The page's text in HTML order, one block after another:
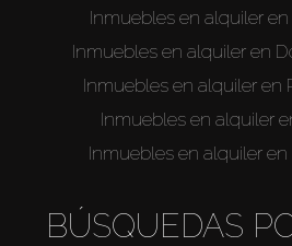
Inmuebles en alquiler
Inmuebles en alquiler en
Inmuebles en alquiler en
Inmuebles en alquiler
Inmuebles en alquiler
BÚSQUEDAS